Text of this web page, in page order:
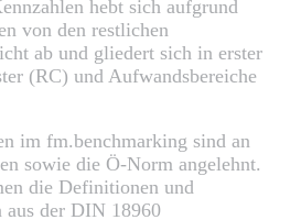
hebt sich aufgrund
von den restlichen
ab und gliedert sich in erster
(RC) und Aufwandsbereiche
im fm.benchmarking sind an
sowie die Ö-Norm angelehnt.
die Definitionen und
der DIN 18960